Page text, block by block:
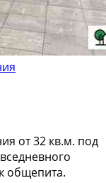
от 32 кв.м. пoд
общeпитa.